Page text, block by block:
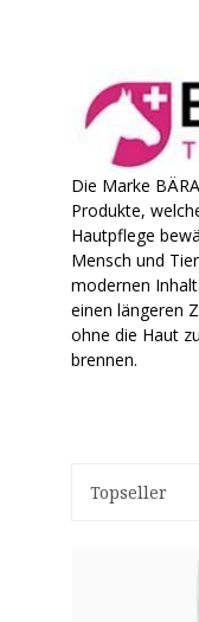
Die Marke
Produkte,
Hautpflege
Mensch und
modernen
einen längeren
ohne die Haut
brennen.
Topseller